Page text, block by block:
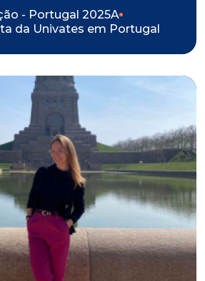
- Portugal 2025A
da Univates em Portugal